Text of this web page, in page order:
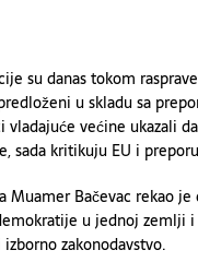
su danas tokom
u skladu sa
vladajuće većine ukazali
sada kritikuju EU i
Muamer Bačevac rekao
u jednoj zemlji
zakonodavstvo.